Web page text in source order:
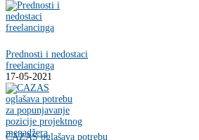
Prednosti i nedostaci
freelancinga
17-05-2021
CAZAS oglašava potrebu